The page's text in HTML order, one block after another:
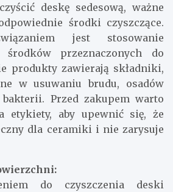
deskę sedesową, ważne
środki czyszczące.
jest stosowanie
środków przeznaczonych do
produkty zawierają składniki,
w usuwaniu brudu, osadów
Przed zakupem warto
etykiety, aby upewnić się, że
dla ceramiki i nie zarysuje
do czyszczenia deski